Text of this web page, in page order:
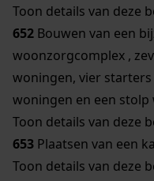
Toon details van deze
652 Bouwen van een
woonzorgcomplex ,
woningen, vier
woningen en een stolp
Toon details van deze
653 Plaatsen van een
Toon details van deze